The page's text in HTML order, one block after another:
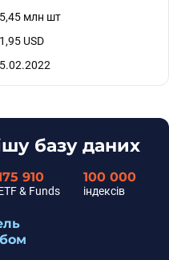
млн шт
USD
базу даних
910
& Funds
100 000
індексів